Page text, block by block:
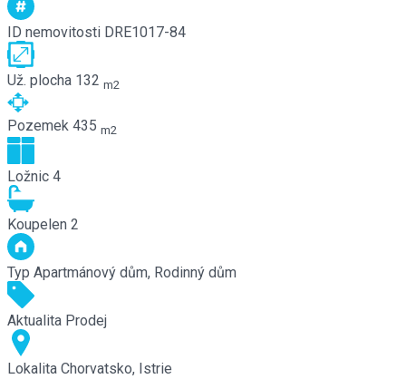
ID nemovitosti DRE1017-84
Už. plocha 132 m2
Pozemek 435 m2
Ložnic 4
Koupelen 2
Typ Apartmánový dům, Rodinný dům
Aktualita Prodej
Lokalita Chorvatsko, Istrie